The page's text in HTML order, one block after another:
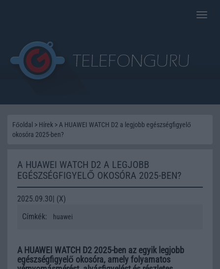
Toggle
Főoldal > Hírek > A HUAWEI WATCH D2 a legjobb egészségfigyelő
okosóra 2025-ben?
A HUAWEI WATCH D2 A LEGJOBB
EGÉSZSÉGFIGYELŐ OKOSÓRA 2025-BEN?
2025.09.30| (X)
Címkék:
huawei
A HUAWEI WATCH D2 2025-ben az egyik legjobb
egészségfigyelő okosóra, amely folyamatos